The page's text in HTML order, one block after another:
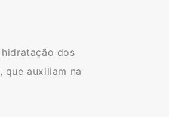
dos
que auxiliam na